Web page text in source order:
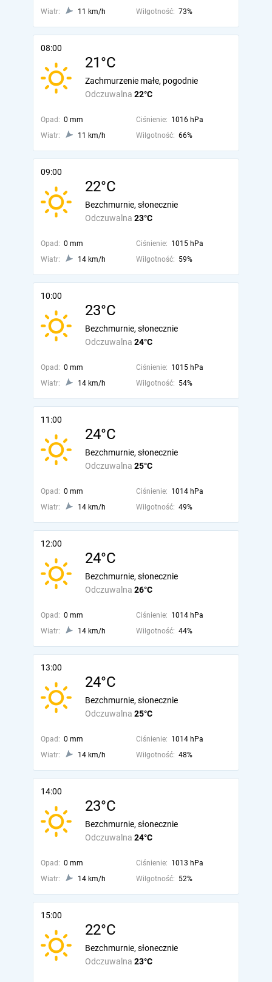
Wiatr: 11 km/h Wilgotność: 73%
08:00
21°C
Odczuwalna 22°C
Zachmurzenie małe, pogodnie
Opad: 0 mm Ciśnienie: 1016 hPa
Wiatr:
11 km/h Wilgotność: 66%
09:00
22°C
Odczuwalna 23°C
Bezchmurnie, słonecznie
Opad: 0 mm Ciśnienie: 1015 hPa
Wiatr:
14 km/h Wilgotność: 59%
10:00
23°C
Odczuwalna 24°C
Bezchmurnie, słonecznie
Opad: 0 mm Ciśnienie: 1015 hPa
Wiatr:
14 km/h Wilgotność: 54%
11:00
24°C
Odczuwalna 25°C
Bezchmurnie, słonecznie
Opad: 0 mm Ciśnienie: 1014 hPa
Wiatr:
14 km/h Wilgotność: 49%
12:00
24°C
Odczuwalna 26°C
Bezchmurnie, słonecznie
Opad: 0 mm Ciśnienie: 1014 hPa
Wiatr:
14 km/h Wilgotność: 44%
13:00
24°C
Odczuwalna 25°C
Bezchmurnie, słonecznie
Opad: 0 mm Ciśnienie: 1014 hPa
Wiatr:
14 km/h Wilgotność: 48%
14:00
23°C
Odczuwalna 24°C
Bezchmurnie, słonecznie
Opad: 0 mm Ciśnienie: 1013 hPa
Wiatr:
14 km/h Wilgotność: 52%
15:00
22°C
Odczuwalna 23°C
Bezchmurnie, słonecznie